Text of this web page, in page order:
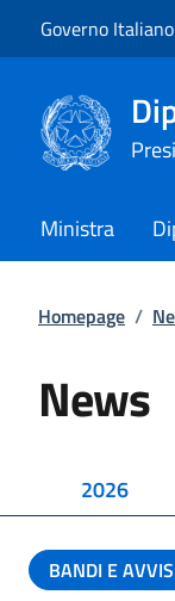
Governo Italiano
Ministra
Homepage /
News
2026
BANDI E